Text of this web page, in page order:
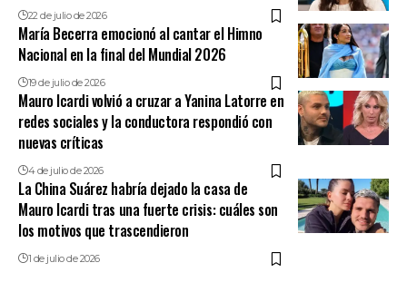
22 de julio de 2026
María Becerra emocionó al cantar el Himno
Nacional en la final del Mundial 2026
19 de julio de 2026
Mauro Icardi volvió a cruzar a Yanina Latorre en
redes sociales y la conductora respondió con
nuevas críticas
4 de julio de 2026
La China Suárez habría dejado la casa de
Mauro Icardi tras una fuerte crisis: cuáles son
los motivos que trascendieron
1 de julio de 2026